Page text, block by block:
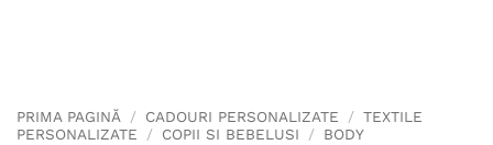
PRIMA PAGINĂ / CADOURI PERSONALIZATE / TEXTILE
PERSONALIZATE
/ COPII SI BEBELUSI / BODY